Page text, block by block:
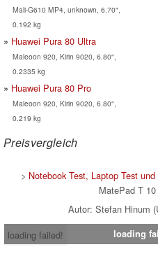
Mali-G610 MP4, unknown, 6.70",
0.192 kg
Huawei Pura 80 Ultra
Maleoon 920, Kirin 9020, 6.80",
0.2335 kg
Huawei Pura 80 Pro
Maleoon 920, Kirin 9020, 6.80",
0.219 kg
Preisvergleich
> Notebook Test, Laptop Test und
MatePad T
Autor: Stefan Hinum
loading failed!
loading